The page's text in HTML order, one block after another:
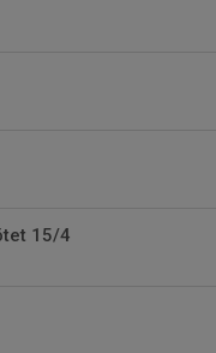
15/4